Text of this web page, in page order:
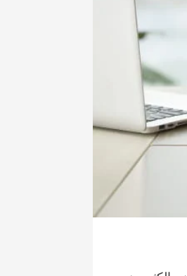
“نعم يمكننا وضع حد للسل”
الداء بالمغرب